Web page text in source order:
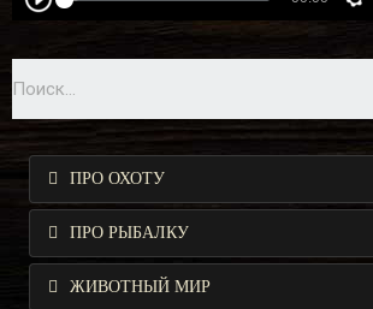
ПРО ОХОТУ
ПРО РЫБАЛКУ
ЖИВОТНЫЙ МИР